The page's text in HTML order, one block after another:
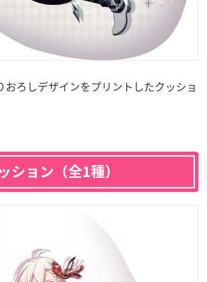
おろしデザインをプリントしたクッショ
ション（全1種）